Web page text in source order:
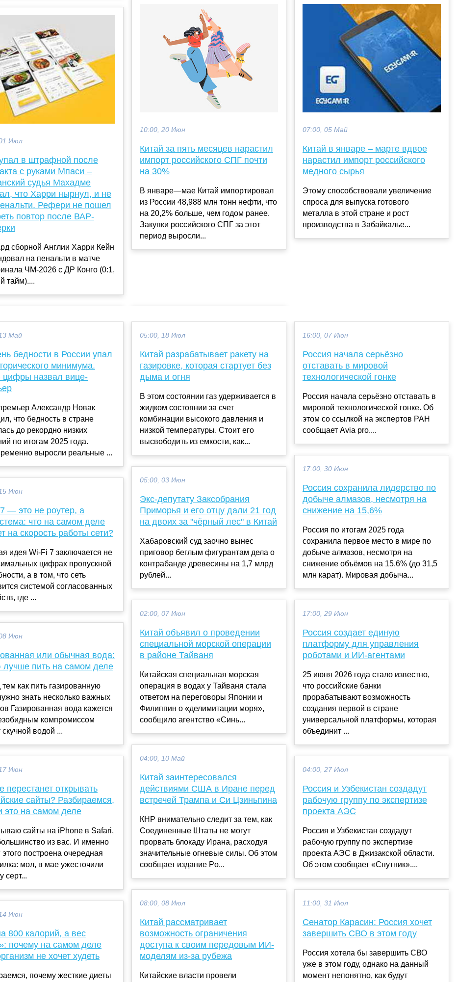
Июл
в штрафной после
с руками Мпаси –
судья Махадме
что Харри нырнул, и не
Рефери не пошел
повтор после ВАР-
сборной Англии Харри Кейн
на пенальти в матче
ЧМ-2026 с ДР Конго (0:1,
тайм)....
10:00, 20 Июн
Китай за пять месяцев нарастил
импорт российского СПГ почти
на 30%
В январе—мае Китай импортировал
из России 48,988 млн тонн нефти, что
на 20,2% больше, чем годом ранее.
Закупки российского СПГ за этот
период выросли...
07:00, 05 Май
Китай в январе – марте вдвое
нарастил импорт российского
медного сырья
Этому способствовали увеличение
спроса для выпуска готового
металла в этой стране и рост
производства в Забайкалье...
Май
бедности в России упал
минимума.
цифры назвал вице-
Александр Новак
что бедность в стране
до рекордно низких
по итогам 2025 года.
выросли реальные ...
Июн
— это не роутер, а
что на самом деле
на скорость работы сети?
идея Wi-Fi 7 заключается не
цифрах пропускной
а в том, что сеть
системой согласованных
где ...
Июн
или обычная вода:
лучше пить на самом деле
как пить газированную
знать несколько важных
Газированная вода кажется
компромиссом
водой ...
Июн
перестанет открывать
сайты? Разбираемся,
это на самом деле
сайты на iPhone в Safari,
из вас. И именно
этого построена очередная
мол, в мае ужесточили
серт...
Июн
800 калорий, а вес
почему на самом деле
не хочет худеть
почему жесткие диеты
05:00, 18 Июл
Китай разрабатывает ракету на
газировке, которая стартует без
дыма и огня
В этом состоянии газ удерживается в
жидком состоянии за счет
комбинации высокого давления и
низкой температуры. Стоит его
высвободить из емкости, как...
05:00, 03 Июн
Экс-депутату Заксобрания
Приморья и его отцу дали 21 год
на двоих за "чёрный лес" в Китай
Хабаровский суд заочно вынес
приговор беглым фигурантам дела о
контрабанде древесины на 1,7 млрд
рублей...
02:00, 07 Июн
Китай объявил о проведении
специальной морской операции
в районе Тайваня
Китайская специальная морская
операция в водах у Тайваня стала
ответом на переговоры Японии и
Филиппин о «делимитации моря»,
сообщило агентство «Синь...
04:00, 10 Май
Китай заинтересовался
действиями США в Иране перед
встречей Трампа и Си Цзиньпина
КНР внимательно следит за тем, как
Соединенные Штаты не могут
прорвать блокаду Ирана, расходуя
значительные огневые силы. Об этом
сообщает издание Po...
08:00, 08 Июл
Китай рассматривает
возможность ограничения
доступа к своим передовым ИИ-
моделям из-за рубежа
Китайские власти провели
16:00, 07 Июн
Россия начала серьёзно
отставать в мировой
технологической гонке
Россия начала серьёзно отставать в
мировой технологической гонке. Об
этом со ссылкой на экспертов РАН
сообщает Avia pro....
17:00, 30 Июн
Россия сохранила лидерство по
добыче алмазов, несмотря на
снижение на 15,6%
Россия по итогам 2025 года
сохранила первое место в мире по
добыче алмазов, несмотря на
снижение объёмов на 15,6% (до 31,5
млн карат). Мировая добыча...
17:00, 29 Июн
Россия создает единую
платформу для управления
роботами и ИИ-агентами
25 июня 2026 года стало известно,
что российские банки
прорабатывают возможность
создания первой в стране
универсальной платформы, которая
объединит ...
04:00, 27 Июл
Россия и Узбекистан создадут
рабочую группу по экспертизе
проекта АЭС
Россия и Узбекистан создадут
рабочую группу по экспертизе
проекта АЭС в Джизакской области.
Об этом сообщает «Спутник»....
11:00, 31 Июл
Сенатор Карасин: Россия хочет
завершить СВО в этом году
Россия хотела бы завершить СВО
уже в этом году, однако на данный
момент непонятно, как будут